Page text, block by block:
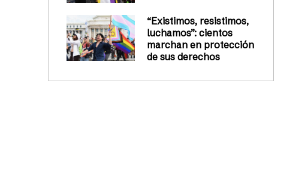
“Existimos, resistimos,
luchamos”: cientos
marchan en protección
de sus derechos